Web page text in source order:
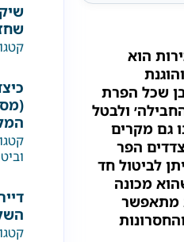
הוא
שכל הפרת
ולבטל
גם מקרים
הפר
לביטול חד
מכונה
מתאפשר